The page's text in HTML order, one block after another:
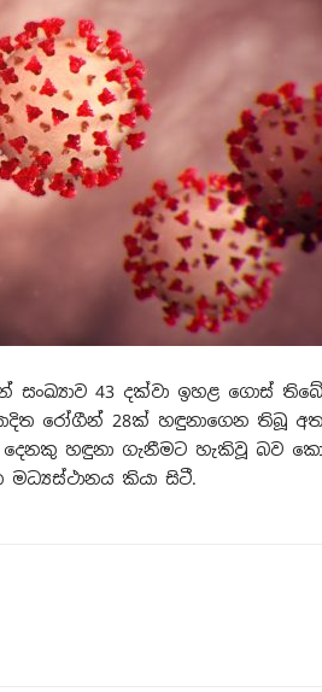
සංඛ්‍යාව 43 දක්වා ඉහළ ගොස්
රෝගීන් 28ක් හඳුනාගෙන තිබූ
හඳුනා ගැනීමට හැකිවූ බව
මධ්‍යස්ථානය කියා සිටී.